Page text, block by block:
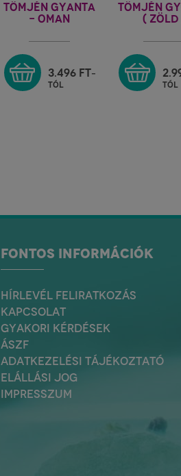
TÖMJÉN GYANTA
- OMAN
3.496 FT-
tól
TÖMJÉN
( ZÖLD
OMAN
tól
FONTOS INFORMÁCIÓK
HÍRLEVÉL FELIRATKOZÁS
KAPCSOLAT
GYAKORI KÉRDÉSEK
ÁSZF
ADATKEZELÉSI TÁJÉKOZTATÓ
ELÁLLÁSI JOG
IMPRESSZUM